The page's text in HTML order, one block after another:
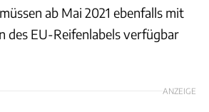
ab Mai 2021 ebenfalls mit
des EU-Reifenlabels verfügbar
ANZEIGE